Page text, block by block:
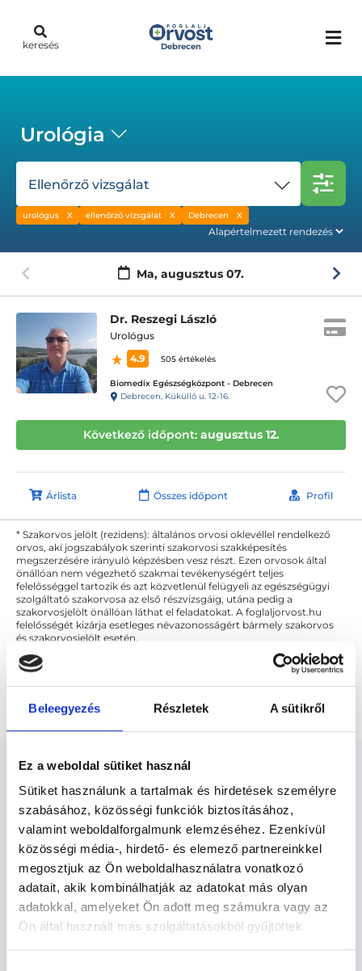
Beleegyezés Részletek A sütikről
Ez a weboldal sütiket használ
Sütiket használunk a tartalmak és hirdetések személyre
szabásához, közösségi funkciók biztosításához,
valamint weboldalforgalmunk elemzéséhez. Ezenkívül
közösségi média-, hirdető- és elemező partnereinkkel
megosztjuk az Ön weboldalhasználatra vonatkozó
adatait, akik kombinálhatják az adatokat más olyan
adatokkal, amelyeket Ön adott meg számukra vagy az
Ön által használt más szolgáltatásokból gyűjtöttek.
keresés Debrecen
Urológia
Ellenőrző vizsgálat
urológus ellenőrző vizsgálat Debrecen
Ma, augusztus 07.
Dr. Reszegi László
Urológus
4.9
505 értékelés
Biomedix Egészségközpont - Debrecen
Debrecen, Küküllő u. 12-16.
Következő időpont: augusztus 12.
Árlista Összes időpont Profil
* Szakorvos jelölt (rezidens): általános orvosi oklevéllel rendelkező
orvos, aki jogszabályok szerinti szakorvosi szakképesítés
megszerzésére irányuló képzésben vesz részt. Ezen orvosok által
önállóan nem végezhető szakmai tevékenységért teljes
felelősséggel tartozik és azt közvetlenül felügyeli az egészségügyi
szolgáltató szakorvosa az első részvizsgáig, utána pedig a
szakorvosjelölt önállóan láthat el feladatokat. A foglaljorvost.hu
felelősségét kizárja esetleges névazonosságért bármely szakorvos
és szakorvosjelölt esetén.
Urológus Debrecen - Urológia
A szakorvos által elrendelt kezelések hatásainak
ellenőrzése céljából, meghatározott időközönként
felülvizsgálatra kell megjelennünk. Ilyenkor ellenőrzik a
gyógyulás menetét és ha az elmarad az elvárttól, akkor
alternatív vagy kiegészítő terápiát javasolnak.